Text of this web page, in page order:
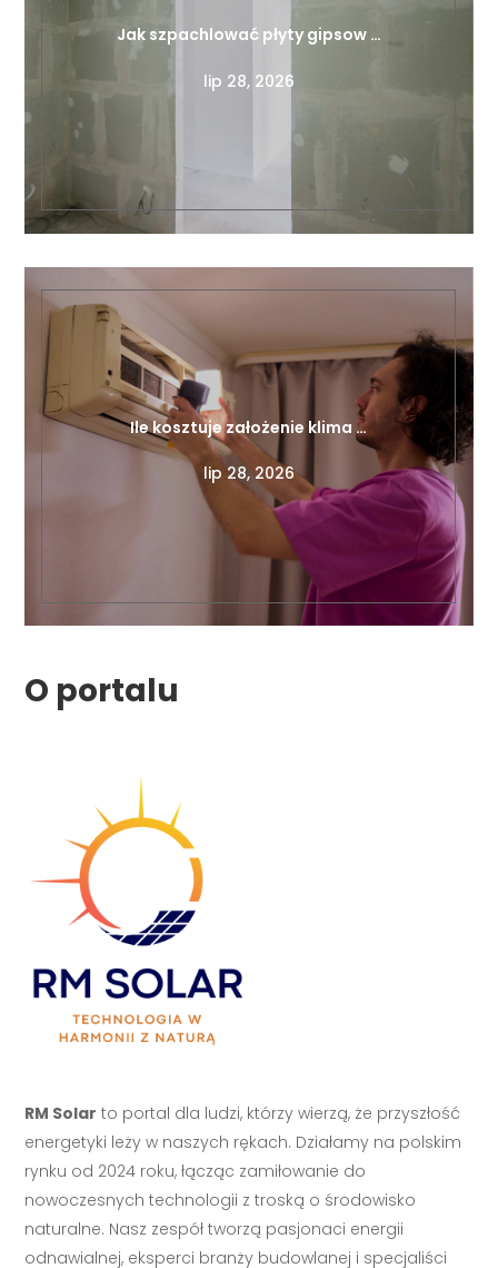
Jak szpachlować płyty gipsow …
lip 28, 2026
Ile kosztuje założenie klima …
lip 28, 2026
O portalu
RM Solar to portal dla ludzi, którzy wierzą, że przyszłość
energetyki leży w naszych rękach. Działamy na polskim
rynku od 2024 roku, łącząc zamiłowanie do
nowoczesnych technologii z troską o środowisko
naturalne. Nasz zespół tworzą pasjonaci energii
odnawialnej, eksperci branży budowlanej i specjaliści